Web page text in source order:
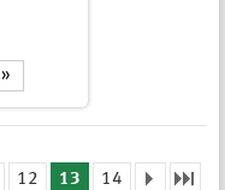
12 13 14